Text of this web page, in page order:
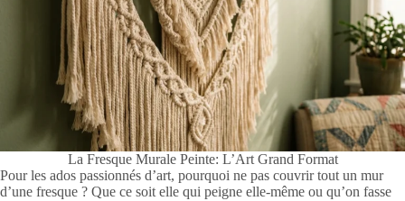
La Fresque Murale Peinte: L’Art Grand Format
Pour les ados passionnés d’art, pourquoi ne pas couvrir tout un mur
d’une fresque ? Que ce soit elle qui peigne elle-même ou qu’on fasse